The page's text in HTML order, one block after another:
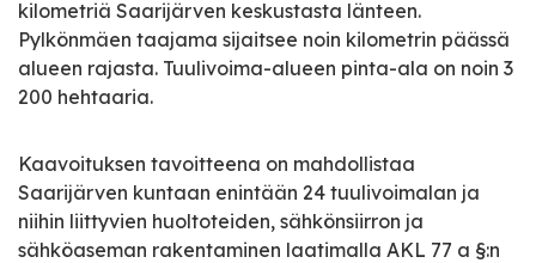
kilometriä Saarijärven keskustasta länteen.
Pylkönmäen taajama sijaitsee noin kilometrin päässä
alueen rajasta. Tuulivoima-alueen pinta-ala on noin 3
200 hehtaaria.
Kaavoituksen tavoitteena on mahdollistaa
Saarijärven kuntaan enintään 24 tuulivoimalan ja
niihin liittyvien huoltoteiden, sähkönsiirron ja
sähköaseman rakentaminen laatimalla AKL 77 a §:n